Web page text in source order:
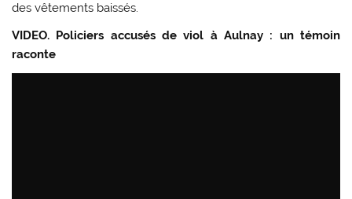
des vêtements baissés.
VIDEO. Policiers accusés de viol à Aulnay : un témoin
raconte